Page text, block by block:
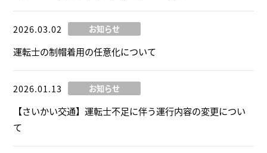
2026.03.02 お知らせ
運転士の制帽着用の任意化について
2026.01.13 お知らせ
【さいかい交通】運転士不足に伴う運行内容の変更につい
て